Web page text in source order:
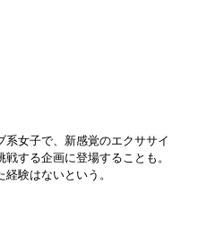
系女子で、新感覚のエクササイ
する企画に登場することも。
験はないという。